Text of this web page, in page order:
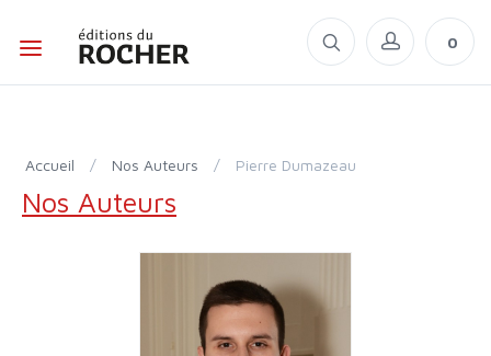
0
Accueil / Nos Auteurs / Pierre Dumazeau
Nos Auteurs